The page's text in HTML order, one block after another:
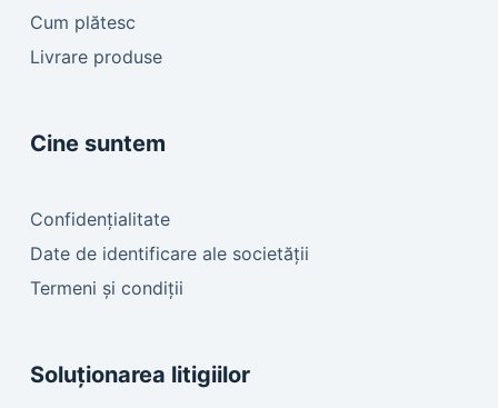
Cum plătesc
Livrare produse
Cine suntem
Confidențialitate
Date de identificare ale societății
Termeni și condiții
Soluționarea litigiilor